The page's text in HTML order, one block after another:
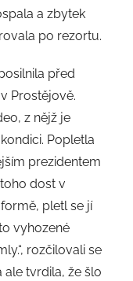
a zbytek
po rezortu.
před
Prostějově.
z nějž je
Popletla
prezidentem
dost v
pletl se jí
vyhozené
rozčilovali se
ale tvrdila, že šlo